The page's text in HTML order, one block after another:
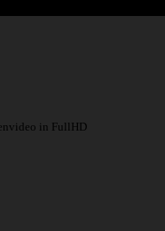
in FullHD